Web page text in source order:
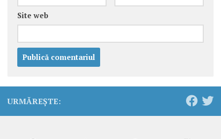
Site web
URMĂREȘTE: